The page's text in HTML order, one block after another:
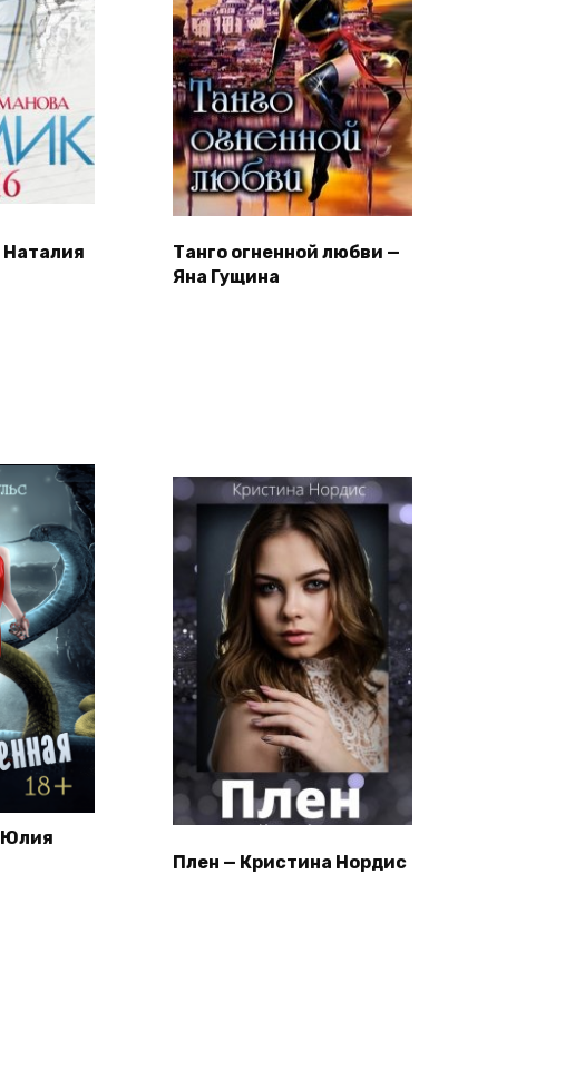
Танго огненной любви —
Яна Гущина
Юлия
Плен — Кристина Нордис